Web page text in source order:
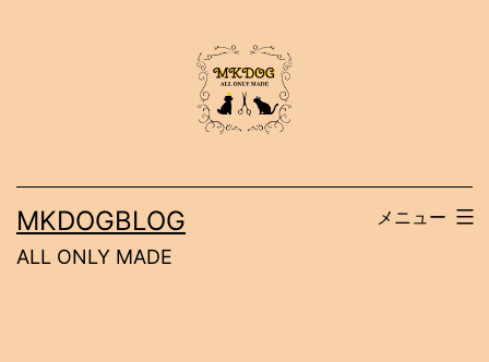
ス
MKDOGBLOG
ALL ONLY MADE
メニュー